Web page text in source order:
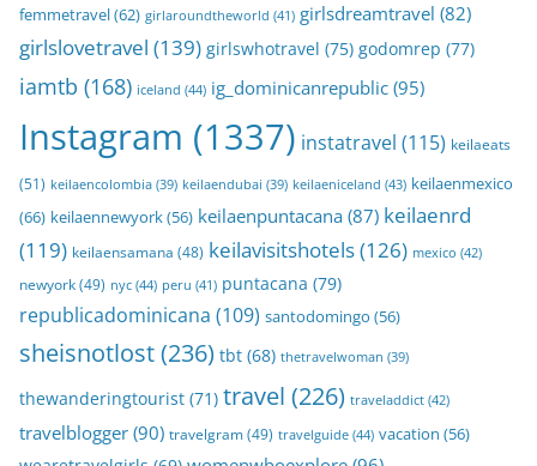
femmetravel(62) girlaroundtheworld (41) girlsdreamtravel (82)
girlslovetravel (139) girlswhotravel (75) godomrep (77)
iamtb (168) iceland (44) ig_dominicanrepublic (95)
Instagram (1337) instatravel (115) keilaeats
(51) keilaencolombia (39) keilaendubai (39) keilaeniceland (43) keilaenmexico
(66) keilaennewyork(56) keilaenpuntacana (87) keilaenrd
(119) keilaensamana (48) keilavisitshotels(126) mexico (42)
newyork(49) nyc (44) peru (41) puntacana (79)
republicadominicana (109) santodomingo (56)
sheisnotlost(236) tbt (68) thetravelwoman (39)
thewanderingtourist (71) travel (226) traveladdict (42)
travelblogger (90) travelgram(49) travelguide (44) vacation (56)